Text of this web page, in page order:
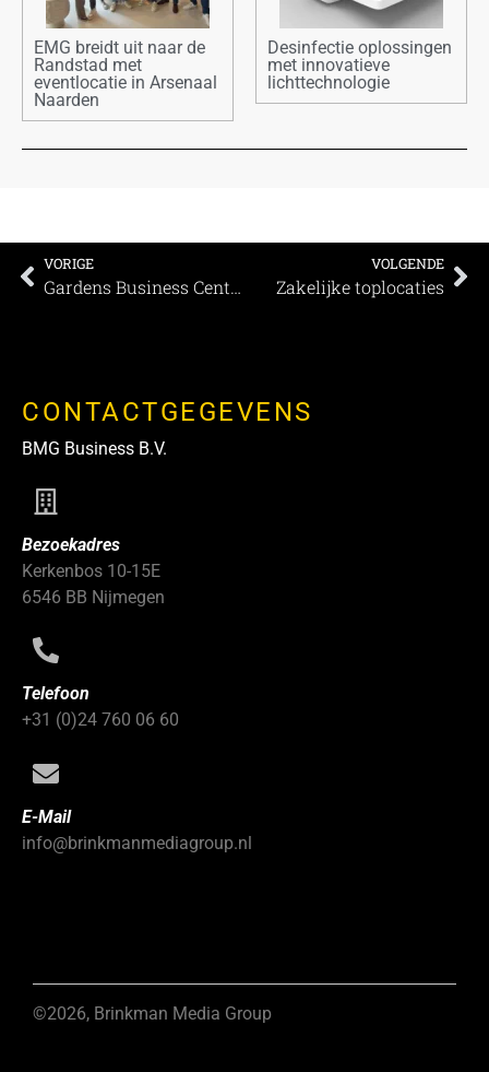
EMG breidt uit naar de
Randstad met
eventlocatie in Arsenaal
Naarden
Desinfectie oplossingen
met innovatieve
lichttechnologie
VORIGE
Gardens Business Centre Oudlaen
VOLGENDE
Zakelijke toplocaties
CONTACTGEGEVENS
BMG Business B.V.
Bezoekadres
Kerkenbos 10-15E
6546 BB Nijmegen
Telefoon
+31 (0)24 760 06 60
E-Mail
info@brinkmanmediagroup.nl
©2026, Brinkman Media Group